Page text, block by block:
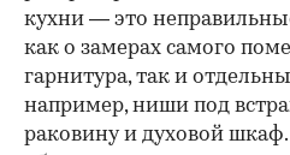
кухни — это
как о замерах самого
гарнитура, так и
например, ниши под
раковину и духовой